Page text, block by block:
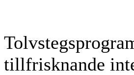
tillfrisknande